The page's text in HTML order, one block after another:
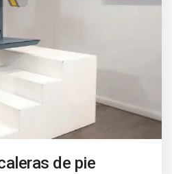
de pie